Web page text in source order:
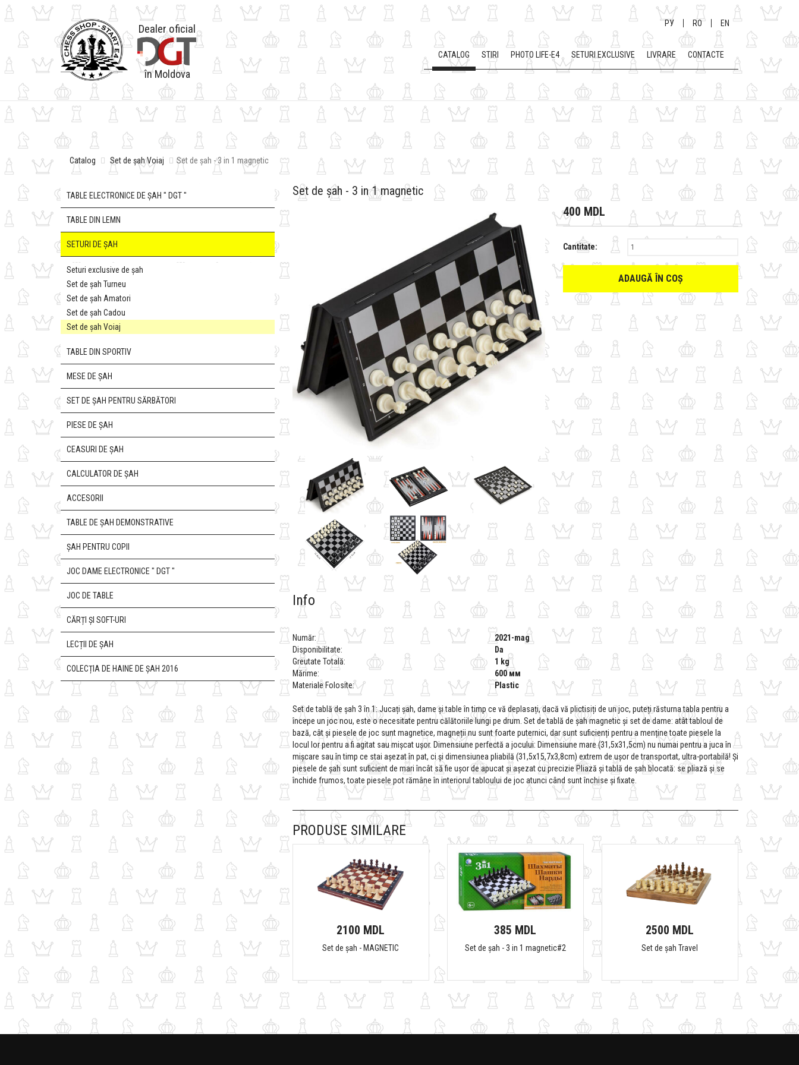
Dealer oficial
în Moldova
РУ RO EN
CATALOG STIRI PHOTO LIFE-E4 SETURI EXCLUSIVE LIVRARE CONTACTE
Catalog Set de șah Voiaj Set de șah - 3 in 1 magnetic
TABLE ELECTRONICE DE ȘAH " DGT "
TABLE DIN LEMN
SETURI DE ȘAH
Seturi exclusive de șah
Set de șah Turneu
Set de șah Amatori
Set de șah Cadou
Set de șah Voiaj
TABLE DIN SPORTIV
MESE DE ȘAH
SET DE ȘAH PENTRU SĂRBĂTORI
PIESE DE ȘAH
CEASURI DE ȘAH
CALCULATOR DE ȘAH
ACCESORII
TABLE DE ȘAH DEMONSTRATIVE
ȘAH PENTRU COPII
JOC DAME ELECTRONICE " DGT "
JOC DE TABLE
CĂRȚI ȘI SOFT-URI
LECȚII DE ȘAH
COLECȚIA DE HAINE DE ȘAH 2016
Set de șah - 3 in 1 magnetic
400 MDL
Cantitate:
ADAUGĂ ÎN COȘ
Info
Număr:
2021-mag
Disponibilitate:
Da
Greutate Totală:
1 kg
Mărime:
600 мм
Materiale Folosite:
Plastic
Set de tablă de șah 3 în 1: Jucați șah, dame și table în timp ce vă deplasați, dacă vă plictisiți de un joc, puteți răsturna tabla pentru a
începe un joc nou, este o necesitate pentru călătoriile lungi pe drum. Set de tablă de șah magnetic și set de dame: atât tabloul de
bază, cât și piesele de joc sunt magnetice, magneții nu sunt foarte puternici, dar sunt suficienți pentru a menține toate piesele la
locul lor pentru a fi agitat sau mișcat ușor. Dimensiune perfectă a jocului: Dimensiune mare (31,5x31,5cm) nu numai pentru a juca în
mișcare sau în timp ce stai așezat în pat, ci și dimensiunea pliabilă (31,5x15,7x3,8cm) extrem de ușor de transportat, ultra-portabilă! Și
piesele de șah sunt suficient de mari încât să fie ușor de apucat și așezat cu precizie Pliază și tablă de șah blocată: se pliază și se
închide frumos, toate piesele pot rămâne în interiorul tabloului de joc atunci când sunt închise și fixate.
PRODUSE SIMILARE
2100 MDL
Set de șah - MAGNETIC
385 MDL
Set de șah - 3 in 1 magnetic#2
2500 MDL
Set de șah Travel